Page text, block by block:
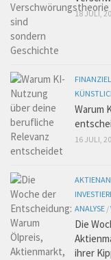
18 JULI,
Warum
16 JULI,
ANALYSE /
Die
ihrer